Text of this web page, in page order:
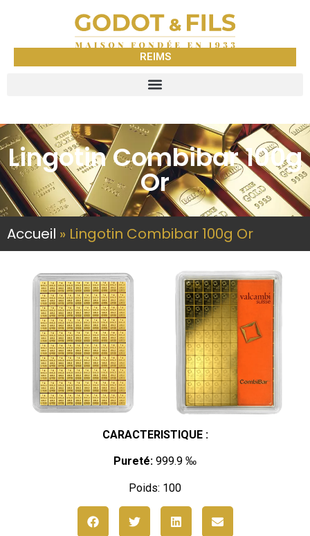
REIMS
Lingotin Combibar 100g
Or
Accueil » Lingotin Combibar 100g Or
CARACTERISTIQUE :
Pureté: 999.9 ‰
Poids: 100